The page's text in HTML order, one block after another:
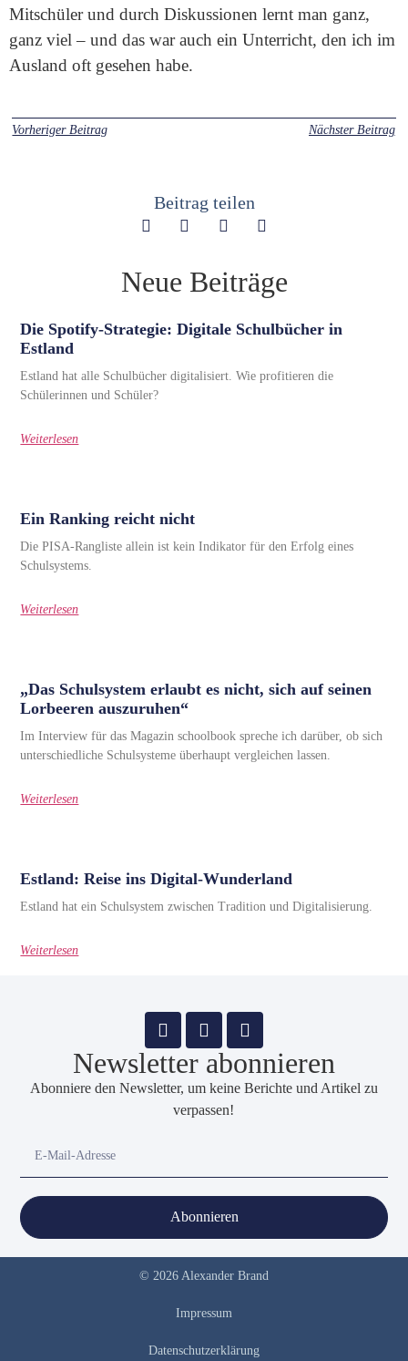
Mitschüler und durch Diskussionen lernt man ganz,
ganz viel – und das war auch ein Unterricht, den ich im
Ausland oft gesehen habe.
Vorheriger Beitrag Nächster Beitrag
Beitrag teilen
Neue Beiträge
Die Spotify-Strategie: Digitale Schulbücher in
Estland
Estland hat alle Schulbücher digitalisiert. Wie profitieren die
Schülerinnen und Schüler?
Weiterlesen
Ein Ranking reicht nicht
Die PISA-Rangliste allein ist kein Indikator für den Erfolg eines
Schulsystems.
Weiterlesen
„Das Schulsystem erlaubt es nicht, sich auf seinen
Lorbeeren auszuruhen“
Im Interview für das Magazin schoolbook spreche ich darüber, ob sich
unterschiedliche Schulsysteme überhaupt vergleichen lassen.
Weiterlesen
Estland: Reise ins Digital-Wunderland
Estland hat ein Schulsystem zwischen Tradition und Digitalisierung.
Weiterlesen
Newsletter abonnieren
Abonniere den Newsletter, um keine Berichte und Artikel zu
verpassen!
Abonnieren
© 2026 Alexander Brand
Impressum
Datenschutzerklärung